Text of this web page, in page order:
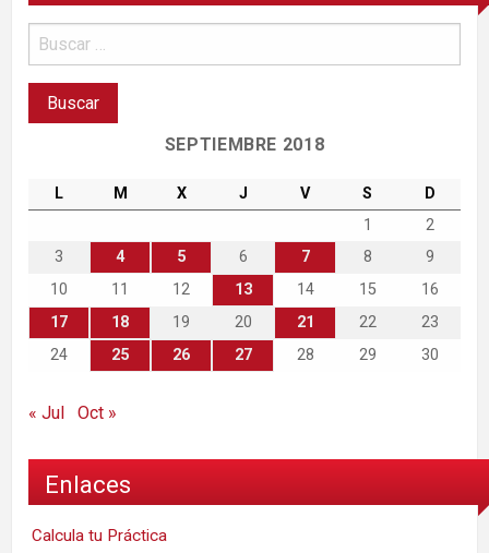
SEPTIEMBRE 2018
L M X J V S
D
1
2
3
4 5 6 7 8
9
10
11 12 13 14 15
16
17
18 19 20 21 22
23
24
25 26 27 28 29 30
« Jul Oct »
Enlaces
Calcula tu Práctica